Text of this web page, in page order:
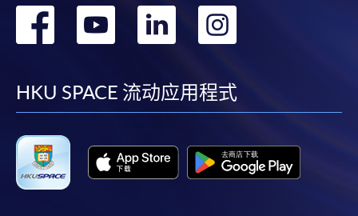
转
facebook
转
youtube
转
linkedin
转
HKU SPACE 流动应用程式